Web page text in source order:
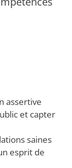
assertive
et capter
saines
esprit de